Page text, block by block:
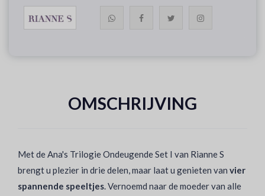
OMSCHRIJVING
Met de Ana's Trilogie Ondeugende Set I van Rianne S
brengt u plezier in drie delen, maar laat u genieten van vier
spannende speeltjes. Vernoemd naar de moeder van alle